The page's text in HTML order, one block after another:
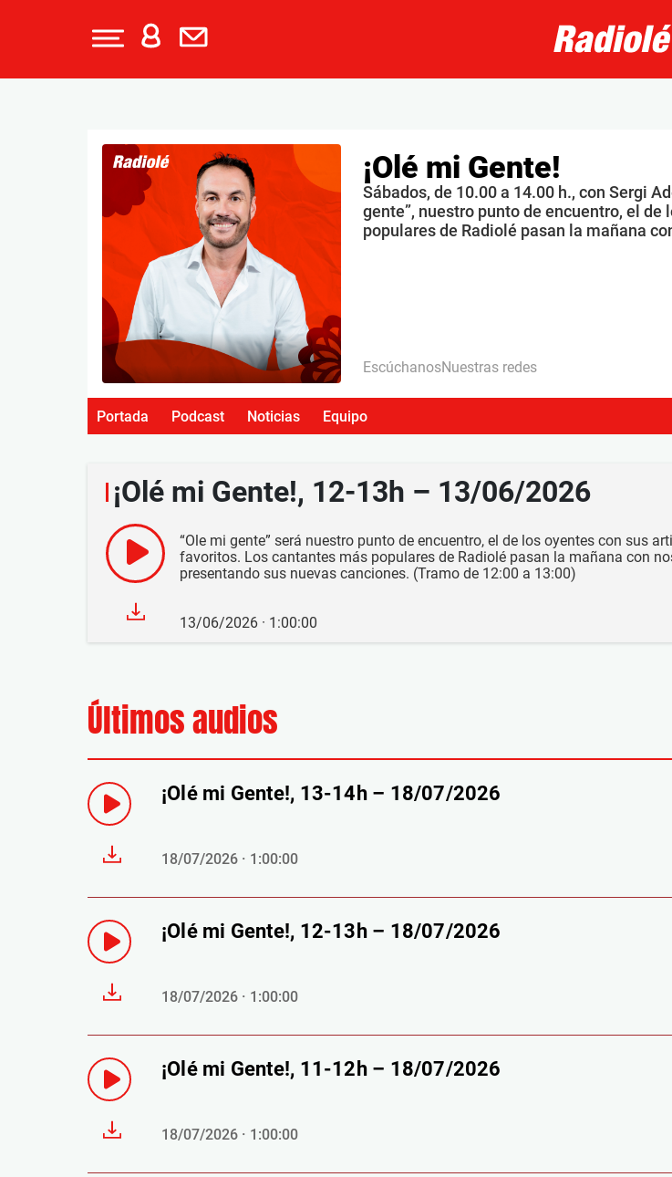
¡Olé mi Gente!
Sábados, de 10.00 a 14.00 h., con Sergi
gente”, nuestro punto de encuentro, el
populares de Radiolé pasan la mañana
EscúchanosNuestras redes
Portada Podcast Noticias Equipo
¡Olé mi Gente!, 12-13h – 13/06/2026
“Ole mi gente” será nuestro punto de encuentro, el de los oyentes con sus
favoritos. Los cantantes más populares de Radiolé pasan la mañana con
presentando sus nuevas canciones. (Tramo de 12:00 a 13:00)
13/06/2026 · 1:00:00
Últimos audios
¡Olé mi Gente!, 13-14h – 18/07/2026
18/07/2026 · 1:00:00
¡Olé mi Gente!, 12-13h – 18/07/2026
18/07/2026 · 1:00:00
¡Olé mi Gente!, 11-12h – 18/07/2026
18/07/2026 · 1:00:00